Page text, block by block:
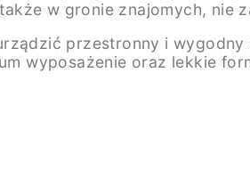
w gronie znajomych, nie
przestronny i
wyposażenie oraz lekkie